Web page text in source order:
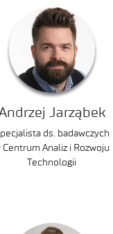
Jarząbek
ds. badawczych
Centrum Analiz i Rozwoju
Technologii